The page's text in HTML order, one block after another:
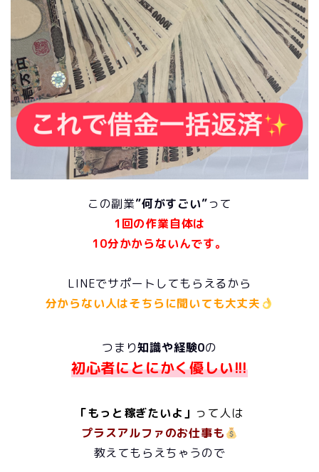
この副業”何がすごい”って
1回の作業自体は
10分かからないんです。
LINEでサポートしてもらえるから
分からない人はそちらに聞いても大丈夫
つまり知識や経験0の
初心者にとにかく優しい!!!
「もっと稼ぎたいよ」 って人は
プラスアルファのお仕事も
教えてもらえちゃうので